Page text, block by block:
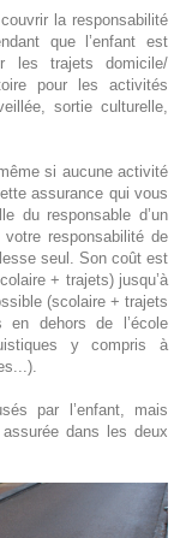
la responsabilité
que l’enfant est
les trajets domicile/
pour les activités
sortie culturelle,
si aucune activité
assurance qui vous
du responsable d’un
responsabilité de
seul. Son coût est
+ trajets) jusqu’à
(scolaire + trajets
en dehors de l’école
y compris à
par l’enfant, mais
dans les deux